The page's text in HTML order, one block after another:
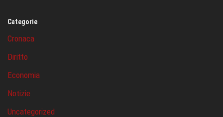
Categorie
Cronaca
Diritto
Economia
Notizie
Uncategorized